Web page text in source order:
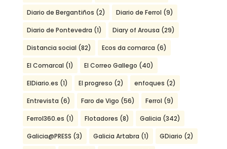
Diario de Bergantiños (2) Diario de Ferrol (9)
Diario de Pontevedra (1) Diary of Arousa (29)
Distancia social (82) Ecos da comarca (6)
El Comarcal (1) El Correo Gallego (40)
ElDiario.es (1) El progreso (2) enfoques (2)
Entrevista (6) Faro de Vigo (56) Ferrol (9)
Ferrol360.es (1) Flotadores (8) Galicia (342)
Galicia@PRESS (3) Galicia Artabra (1) GDiario (2)